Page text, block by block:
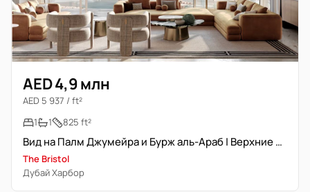
AED 4,9 млн
AED 5 937 / ft²
1
1 825 ft²
Вид на Палм Джумейра и Бурж аль-Араб | Верхние этажи | Брендовый
The Bristol
Дубай Харбор